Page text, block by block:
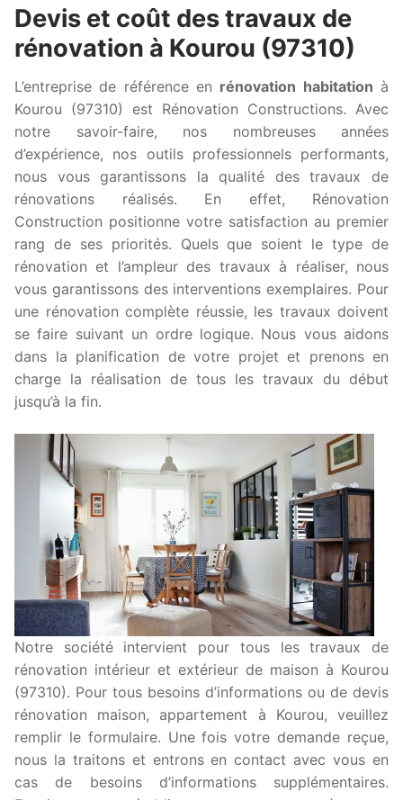
Devis et coût des travaux de
rénovation à Kourou (97310)
L’entreprise de référence en rénovation habitation à
Kourou (97310) est Rénovation Constructions. Avec
notre savoir-faire, nos nombreuses années
d’expérience, nos outils professionnels performants,
nous vous garantissons la qualité des travaux de
rénovations réalisés. En effet, Rénovation
Construction positionne votre satisfaction au premier
rang de ses priorités. Quels que soient le type de
rénovation et l’ampleur des travaux à réaliser, nous
vous garantissons des interventions exemplaires. Pour
une rénovation complète réussie, les travaux doivent
se faire suivant un ordre logique. Nous vous aidons
dans la planification de votre projet et prenons en
charge la réalisation de tous les travaux du début
jusqu’à la fin.
Notre société intervient pour tous les travaux de
rénovation intérieur et extérieur de maison à Kourou
(97310). Pour tous besoins d’informations ou de devis
rénovation maison, appartement à Kourou, veuillez
remplir le formulaire. Une fois votre demande reçue,
nous la traitons et entrons en contact avec vous en
cas de besoins d’informations supplémentaires.